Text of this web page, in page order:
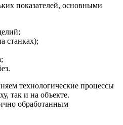
показателей, основными
станках);
технологические процессы
так и на объекте.
обработанным